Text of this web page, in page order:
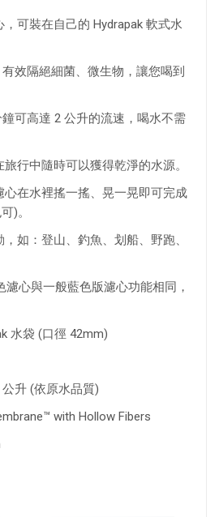
可裝在自己的 Hydrapak 軟式水
效隔絕細菌、微生物，讓您喝到
可高達 2 公升的流速，喝水不需
行中隨時可以獲得乾淨的水源。
心在水裡搖一搖、晃一晃即可完成
)。
如：登山、釣魚、划船、野跑、
濾心與一般藍色版濾心功能相同，
水袋 (口徑 42mm)
公升 (依原水品質)
with Hollow Fibers